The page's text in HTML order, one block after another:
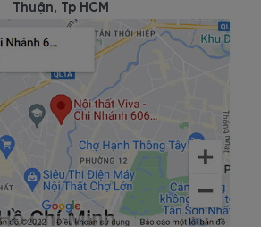
Thuận, Tp HCM